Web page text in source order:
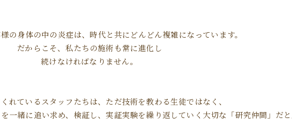
の身体の中の炎症は、時代と共にどんどん複雑になっています。
だからこそ、私たちの施術も常に進化し
続けなければなりません。
れているスタッフたちは、ただ技術を教わる生徒ではなく、
一緒に追い求め、検証し、実証実験を繰り返していく大切な「研究仲間」だと